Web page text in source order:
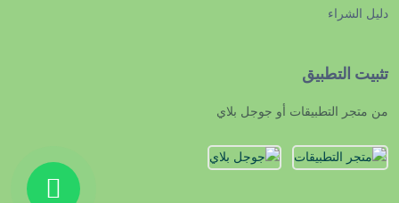
دليل الشراء
تثبيت التطبيق
من متجر التطبيقات أو جوجل بلاي